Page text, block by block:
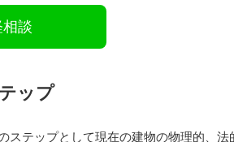
談
ップ
テップとして現在の建物の物理的、法